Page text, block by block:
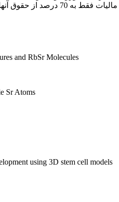
سال اخیر 180 کیلومتر
and RbSr Molecules
Sr Atoms
using 3D stem cell models